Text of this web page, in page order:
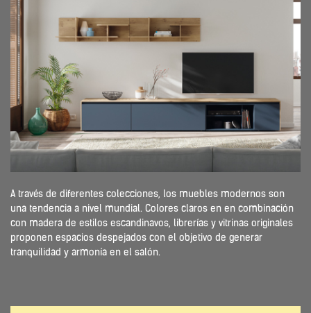
A través de diferentes colecciones, los muebles modernos son
una tendencia a nivel mundial. Colores claros en en combinación
con madera de estilos escandinavos, librerías y vitrinas originales
proponen espacios despejados con el objetivo de generar
tranquilidad y armonía en el salón.